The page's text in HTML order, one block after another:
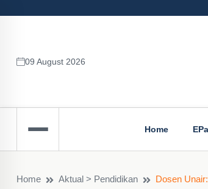
09 August 2026
Home
Home Aktual > Pendidikan Dosen